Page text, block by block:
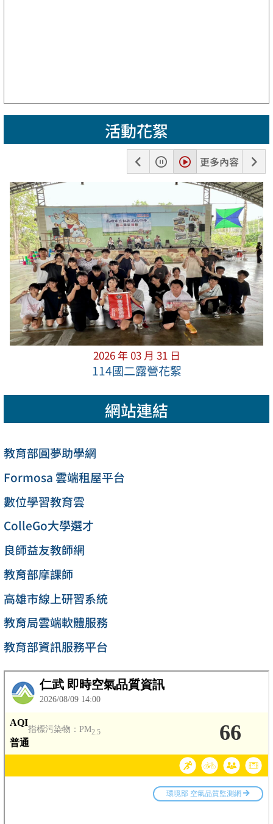
活動花絮
張
暫
停
播
放
更多內容
下
一
張
2026 年 03 月 31 日
114國二露營花絮
網站連結
教育部圓夢助學網
Formosa 雲端租屋平台
數位學習教育雲
ColleGo大學選才
良師益友教師網
教育部摩課師
高雄市線上研習系統
教育局雲端軟體服務
教育部資訊服務平台